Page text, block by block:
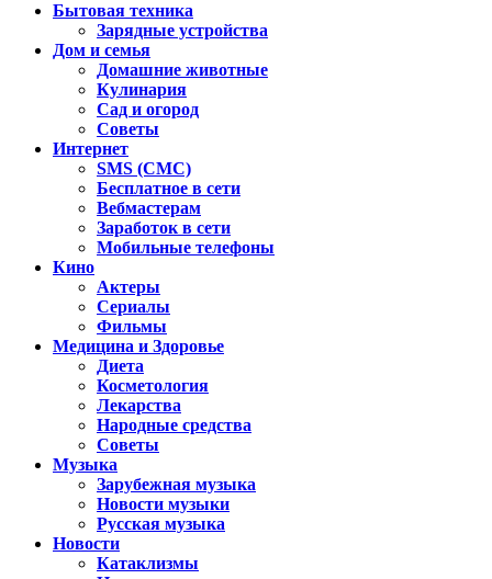
Бытовая техника
Зарядные устройства
Дом и семья
Домашние животные
Кулинария
Сад и огород
Советы
Интернет
SMS (СМС)
Бесплатное в сети
Вебмастерам
Заработок в сети
Мобильные телефоны
Кино
Актеры
Сериалы
Фильмы
Медицина и Здоровье
Диета
Косметология
Лекарства
Народные средства
Советы
Музыка
Зарубежная музыка
Новости музыки
Русская музыка
Новости
Катаклизмы